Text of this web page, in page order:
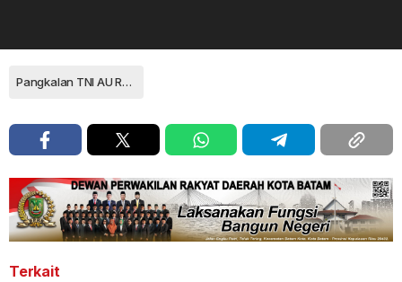
Pangkalan TNI AU Raden Sadjad
Terkait